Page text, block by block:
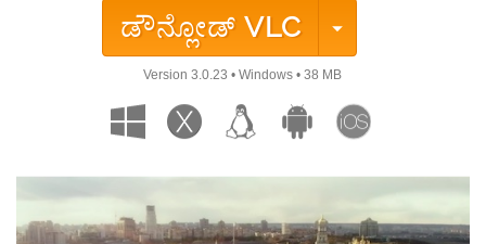
ಡೌನ್ಲೋಡ್VLC
Version 3.0.23 • Windows • 38 MB